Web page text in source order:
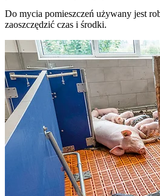
Do mycia pomieszczeń używany jest
zaoszczędzić czas i środki.